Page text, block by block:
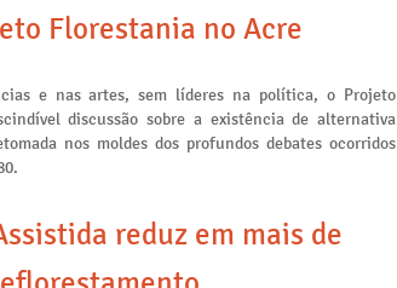
Florestania no Acre
e nas artes, sem líderes na política, o Projeto
discussão sobre a existência de alternativa
nos moldes dos profundos debates ocorridos
reduz em mais de